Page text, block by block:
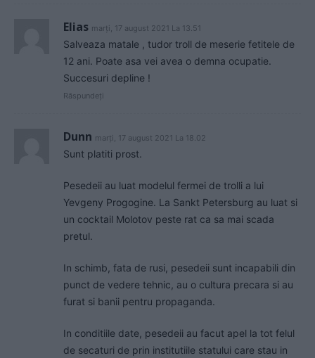
Elias marți, 17 august 2021 La 13.51
Salveaza matale , tudor troll de meserie fetitele de
12 ani. Poate asa vei avea o demna ocupatie.
Succesuri depline !
Răspundeți
Dunn marți, 17 august 2021 La 18.02
Sunt platiti prost.
Pesedeii au luat modelul fermei de trolli a lui
Yevgeny Progogine. La Sankt Petersburg au luat si
un cocktail Molotov peste rat ca sa mai scada
pretul.
In schimb, fata de rusi, pesedeii sunt incapabili din
punct de vedere tehnic, au o cultura precara si au
furat si banii pentru propaganda.
In conditiile date, pesedeii au facut apel la tot felul
de secaturi de prin institutiile statului care stau in